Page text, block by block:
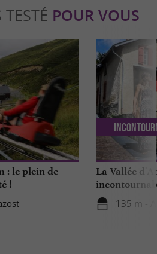
POUR VOUS
: le plein de
!
La Vallée
135 m -